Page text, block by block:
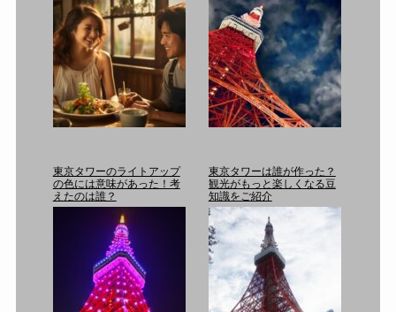
東京タワーのライトアップ
の色には意味があった！考
えたのは誰？
東京タワーは誰が作った？
観光がもっと楽しくなる豆
知識をご紹介